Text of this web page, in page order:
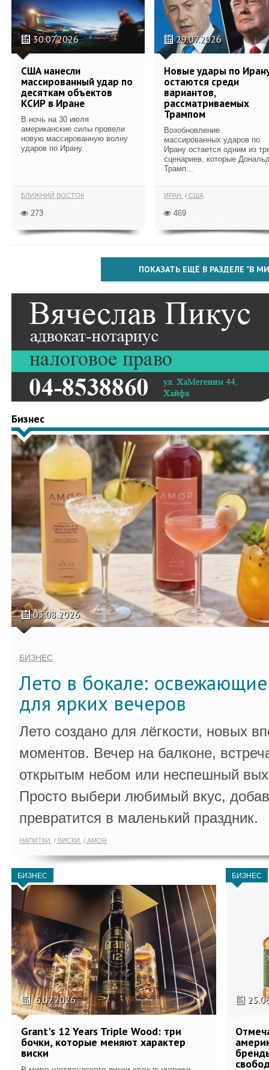
30.07.2026
США нанесли
массированный удар по
десяткам объектов
КСИР в Иране
В ночь на 30 июля
американские силы провели
новую массированную волну
ударов по Ирану.
БЛИЖНИЙ ВОСТОК
273
29.07.2026
Новые удары по
остаются среди
вариантов,
рассматриваемых
Трампом
Возобновление
массированных ударов по
Ирану остается одним из
сценариев, которые
Трамп...
ИРАН США
469
ПОКАЗАТЬ ЕЩЁ В РАЗДЕЛЕ "В
Бизнес
03.08.2026
БИЗНЕС
Лето в бокале:
для ярких вечеров
Лето создано для лёгкости, новых
моментов. Вечер на балконе,
открытым небом или неспешный
Просто выбери любимый вкус,
превратится в маленький праздник.
НАПИТКИ ВИСКИ AMOR
БИЗНЕС
6.07.2026
Grant's 12 Years Triple Wood: три
бочки, которые меняют характер
виски
БИЗНЕС